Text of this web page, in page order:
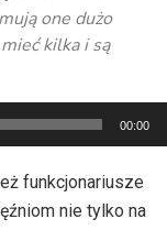
one dużo
kilka i są
00:00
funkcjonariusze
nie tylko na